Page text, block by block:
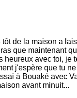
de la maison a
que maintenant
heureux avec toi, je
j'espère que tu
à Bouaké avec
avant minuit...